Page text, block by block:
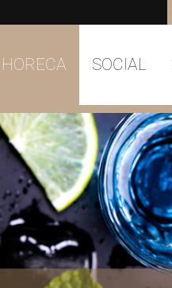
SOCIAL